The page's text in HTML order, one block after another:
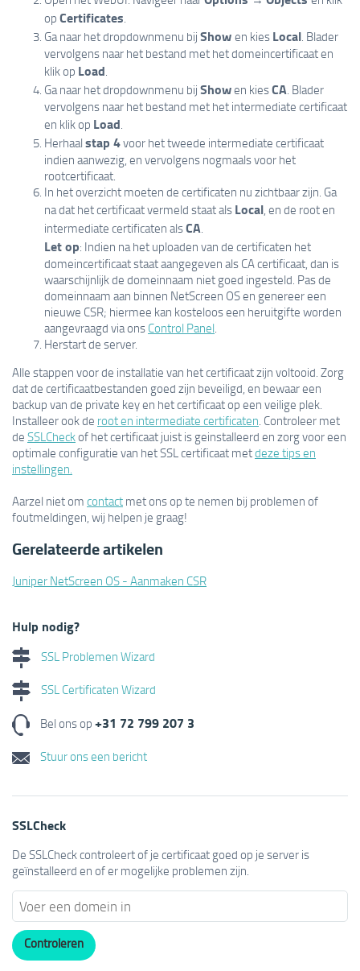
op Certificates.
Ga naar het dropdownmenu bij Show en kies Local. Blader
vervolgens naar het bestand met het domeincertificaat en
klik op Load.
Ga naar het dropdownmenu bij Showen kiesCA. Blader
vervolgens naar het bestand met het intermediate certificaat
en klik op Load.
Herhaal stap 4voor het tweede intermediate certificaat
indien aanwezig, en vervolgens nogmaals voor het
rootcertificaat.
In het overzicht moeten de certificaten nu zichtbaar zijn. Ga
na dat het certificaat vermeld staat als Local, en de root en
intermediate certificaten alsCA.
Let op: Indien na het uploaden van de certificaten het
domeincertificaat staat aangegeven als CA certificaat, dan is
waarschijnlijk de domeinnaam niet goed ingesteld. Pas de
domeinnaam aan binnen NetScreen OS en genereer een
nieuwe CSR; hiermee kan kosteloos een heruitgifte worden
aangevraagd via ons Control Panel.
Herstart de server.
Alle stappen voor de installatie van het certificaat zijn voltooid. Zorg
dat de certificaatbestanden goed zijn beveiligd, en bewaar een
backup van de private key en het certificaat op een veilige plek.
Installeer ook de root en intermediate certificaten. Controleer met
de SSLCheckof het certificaat juist is geinstalleerd en zorg voor een
optimale configuratie van het SSL certificaat metdeze tips en
instellingen.
Aarzel niet om contact met ons op te nemen bij problemen of
foutmeldingen, wij helpen je graag!
Gerelateerde artikelen
Juniper NetScreen OS - Aanmaken CSR
Hulp nodig?
SSL Problemen Wizard
SSL Certificaten Wizard
Bel ons op +31 72 799 207 3
Stuur ons een bericht
SSLCheck
De SSLCheck controleert of je certificaat goed op je server is
geïnstalleerd en of er mogelijke problemen zijn.